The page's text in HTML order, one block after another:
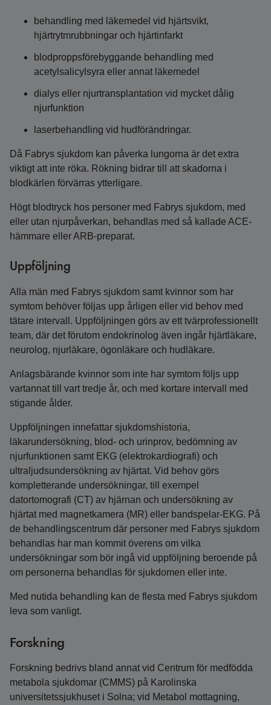
behandling med läkemedel vid hjärtsvikt,
hjärtrytmrubbningar och hjärtinfarkt
blodproppsförebyggande behandling med
acetylsalicylsyra eller annat läkemedel
dialys eller njurtransplantation vid mycket dålig
njurfunktion
laserbehandling vid hudförändringar.
Då Fabrys sjukdom kan påverka lungorna är det extra
viktigt att inte röka. Rökning bidrar till att skadorna i
blodkärlen förvärras ytterligare.
Högt blodtryck hos personer med Fabrys sjukdom, med
eller utan njurpåverkan, behandlas med så kallade ACE-
hämmare eller ARB-preparat.
Uppföljning
Alla män med Fabrys sjukdom samt kvinnor som har
symtom behöver följas upp årligen eller vid behov med
tätare intervall. Uppföljningen görs av ett tvärprofessionellt
team, där det förutom endokrinolog även ingår hjärtläkare,
neurolog, njurläkare, ögonläkare och hudläkare.
Anlagsbärande kvinnor som inte har symtom följs upp
vartannat till vart tredje år, och med kortare intervall med
stigande ålder.
Uppföljningen innefattar sjukdomshistoria,
läkarundersökning, blod- och urinprov, bedömning av
njurfunktionen samt EKG (elektrokardiografi) och
ultraljudsundersökning av hjärtat. Vid behov görs
kompletterande undersökningar, till exempel
datortomografi (CT) av hjärnan och undersökning av
hjärtat med magnetkamera (MR) eller bandspelar-EKG. På
de behandlingscentrum där personer med Fabrys sjukdom
behandlas har man kommit överens om vilka
undersökningar som bör ingå vid uppföljning beroende på
om personerna behandlas för sjukdomen eller inte.
Med nutida behandling kan de flesta med Fabrys sjukdom
leva som vanligt.
Forskning
Forskning bedrivs bland annat vid Centrum för medfödda
metabola sjukdomar (CMMS) på Karolinska
universitetssjukhuset i Solna; vid Metabol mottagning,